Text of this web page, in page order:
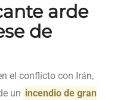
arde
de
el conflicto con Irán,
un incendio de gran